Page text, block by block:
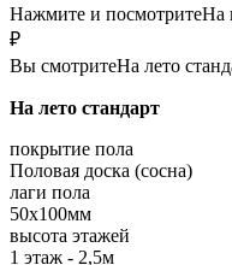
Нажмите и посмотритеНа
₽
Вы смотритеНа лето
На лето стандарт
покрытие пола
Половая доска (сосна)
лаги пола
50х100мм
высота этажей
1 этаж - 2,5м